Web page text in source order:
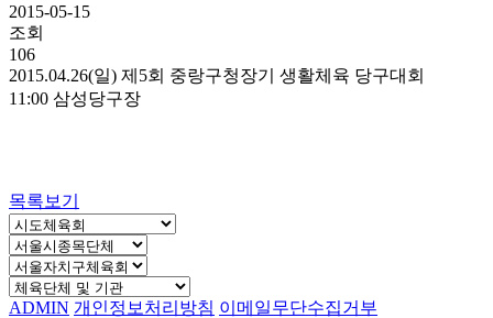
2015-05-15
조회
106
2015.04.26(일) 제5회 중랑구청장기 생활체육 당구대회
11:00 삼성당구장
목록보기
ADMIN 개인정보처리방침 이메일무단수집거부